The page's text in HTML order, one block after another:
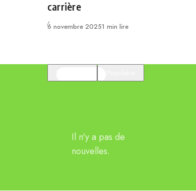
carrière
Publié
6 novembre 20251 min lire
Il n'y a pas de
nouvelles.